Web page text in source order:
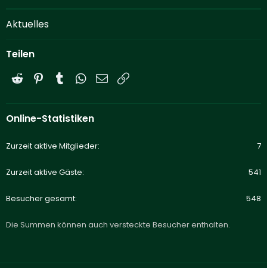
Aktuelles
Teilen
Reddit PinterestTumblrWhatsApp
E-Mail
Online-Statistiken
Zurzeit aktive Mitglieder 7
Zurzeit aktive Gäste 541
Besucher gesamt 548
Die Summen können auch versteckte Besucher enthalten.